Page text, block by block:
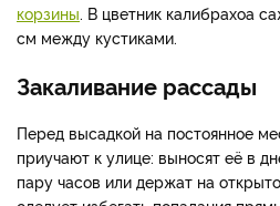
корзины. В цветник калибрахоа
см между кустиками.
Закаливание рассады
Перед высадкой на постоянное
приучают к улице: выносят её в
пару часов или держат на